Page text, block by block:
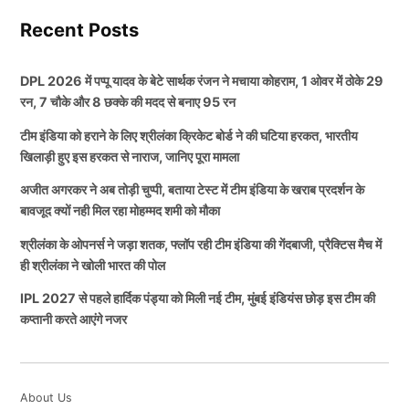
हरमनप्रीत कौर क्रिकेट के इस फ़ॉर्मेट से संन्यास का ऐलान भी
में ही वो 37 साल की होने वाली हैं, ऐसे में जून और जुलाई में इंग्लैंड
में होने वाला टी20 विश्व कप उनका अंतिम टी20 विश्व कप हो
हरमनप्रीत कौर के उत्तराधिकारी के तौर पर ओपनर बल्लेबाज
स्मृति मंधाना भी नजर आने वाली हैं, वहीं भारत को विश्व कप
जेमिमा और दीप्ती शर्मा भी टीम इंडिया के लिए टी20 विश्व कप
2026 खेलते नजर आ सकती हैं.
टी20 विश्व कप 2026 के लिए 15 सदस्यीय
सम्भावित Team India
आइए आपको भी इसके बारे में जानकारी देते हैं कि श्रीलंका बोर्ड ने
ऐसी कौन सी पीच तैयारी कि है जिससे भारतीय टीम के लिए
श्रीलंका बोर्ड ने अभ्यास मैच के लिए बनाई तेज
गेंदबाजों की मददगार पिच
सूत्रों से मिली जानकारी के अनुसार कोलंबो के नॉनडेस्क्रिप्ट्स
क्रिकेट क्लब की पिच पर काफी ज्यादा घास छोड़ी गई थी।
जिससे भारतीय टीम के गेंदबाज नाखुश नजर आ रहे हैं। यह खबर
उठाया जा रहा है कि आखिरी इसके पीछे का कारण क्या था?
Recent Posts
DPL 2026 में पप्पू यादव के बेटे सार्थक रंजन ने मचाया कोहराम, 1 ओवर में ठोके 29
रन, 7 चौके और 8 छक्के की मदद से बनाए 95 रन
टीम इंडिया को हराने के लिए श्रीलंका क्रिकेट बोर्ड ने की घटिया हरकत, भारतीय
खिलाड़ी हुए इस हरकत से नाराज, जानिए पूरा मामला
अजीत अगरकर ने अब तोड़ी चुप्पी, बताया टेस्ट में टीम इंडिया के खराब प्रदर्शन के
बावजूद क्यों नही मिल रहा मोहम्मद शमी को मौका
श्रीलंका के ओपनर्स ने जड़ा शतक, फ्लॉप रही टीम इंडिया की गेंदबाजी, प्रैक्टिस मैच में
ही श्रीलंका ने खोली भारत की पोल
IPL 2027 से पहले हार्दिक पंड्या को मिली नई टीम, मुंबई इंडियंस छोड़ इस टीम की
कप्तानी करते आएंगे नजर
About Us